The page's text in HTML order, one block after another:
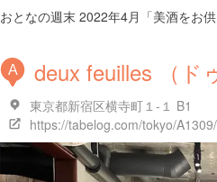
おとなの週末 2022年4月「美酒をお
A deux feuilles （ド
東京都新宿区横寺町１-１ B1
https://tabelog.com/tokyo/